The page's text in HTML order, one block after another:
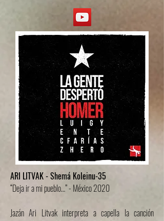
ARI LITVAK - Shemá Koleinu-35
“Deja ir a mi pueblo…” - México 2020
Jazán Ari Litvak interpreta a capella la canción